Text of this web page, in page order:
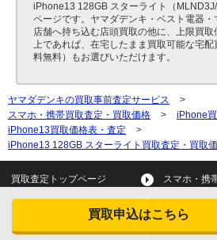
買取申込はこちら
iPhone13 128GB スターライト（
ページです。ヤマダデンキ・ベスト電器・
店舗へ持ち込む店頭買取の他に、上限買取
上であれば、在宅したまま買取可能な宅配
料無料）もお選びいただけます。
ヤマダデンキの買取事前査定サービス
>
スマホ・携帯買取査定・買取価格
> iPhone
iPhone13買取価格表・査定
>
iPhone13 128GB スターライト買取査定・買取
買取査定トップページ スマホ・携
タブレット買取査定
スマートウォッチ買取査定